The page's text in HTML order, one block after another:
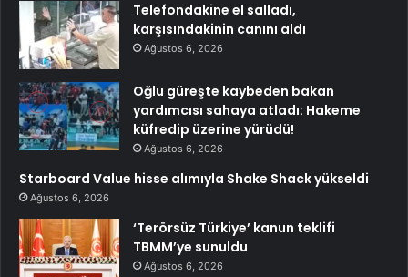
Telefondakine el salladı,
karşısındakinin canını aldı
Ağustos 6, 2026
Oğlu güreşte kaybeden bakan
yardımcısı sahaya atladı: Hakeme
küfredip üzerine yürüdü!
Ağustos 6, 2026
Starboard Value hisse alımıyla Shake Shack yükseldi
Ağustos 6, 2026
‘Terörsüz Türkiye’ kanun teklifi
TBMM’ye sunuldu
Ağustos 6, 2026